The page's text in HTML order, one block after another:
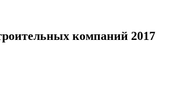
компаний 2017